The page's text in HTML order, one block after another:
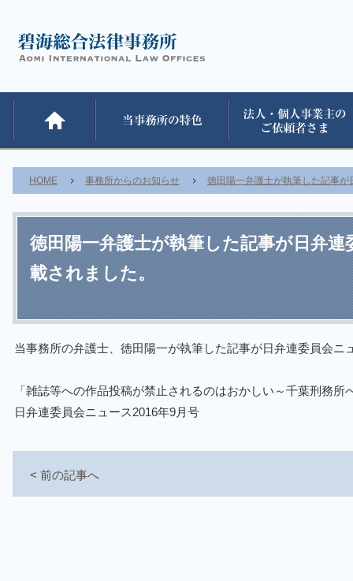
HOME 事務所からのお知らせ 徳田陽一弁護士が執筆した記事
徳田陽一弁護士が執筆した記事が日弁
載されました。
当事務所の弁護士、徳田陽一が執筆した記事が日弁連委員会ニ
「雑誌等への作品投稿が禁止されるのはおかしい～千葉刑務所
日弁連委員会ニュース2016年9月号
< 前の記事へ